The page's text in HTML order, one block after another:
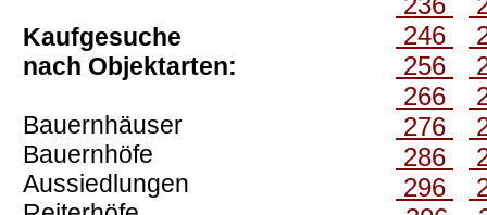
Kaufgesuche
nach Objektarten:
Bauernhäuser
Bauernhöfe
Aussiedlungen
246
256
266
276
286
296